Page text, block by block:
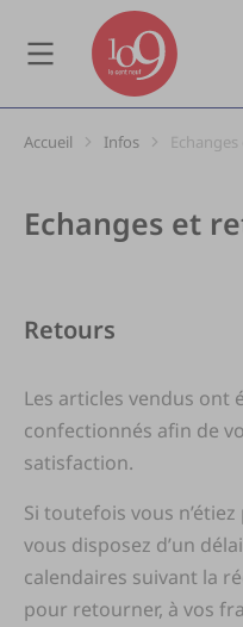
Vous êtes ici :
Accueil Infos
Echanges et
Retours
Les articles vendus ont
confectionnés afin de
satisfaction.
Si toutefois vous
vous disposez d’un
calendaires suivant la
pour retourner, à vos